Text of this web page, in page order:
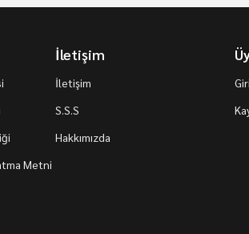
Metni
İletişim
İletişim
S.S.S
Hakkımızda